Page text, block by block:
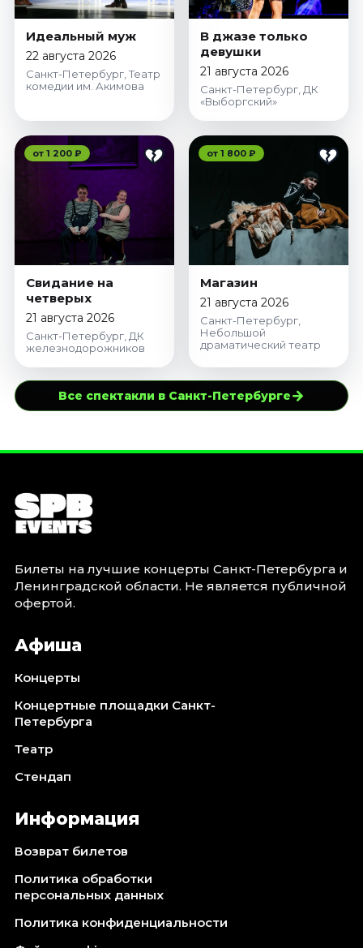
Идеальный муж
22 августа 2026
Санкт-Петербург, Театр
комедии им. Акимова
В джазе только
девушки
21 августа 2026
Санкт-Петербург, ДК
«Выборгский»
от 1 200 ₽
Свидание на
четверых
21 августа 2026
Санкт-Петербург, ДК
железнодорожников
от 1 800 ₽
Магазин
21 августа 2026
Санкт-Петербург,
Небольшой
драматический театр
Все спектакли в Санкт-Петербурге→
Билеты на лучшие концерты Санкт-Петербурга и
Ленинградской области. Не является публичной
офертой.
Афиша
Концерты
Концертные площадки Санкт-
Петербурга
Театр
Стендап
Информация
Возврат билетов
Политика обработки
персональных данных
Политика конфиденциальности